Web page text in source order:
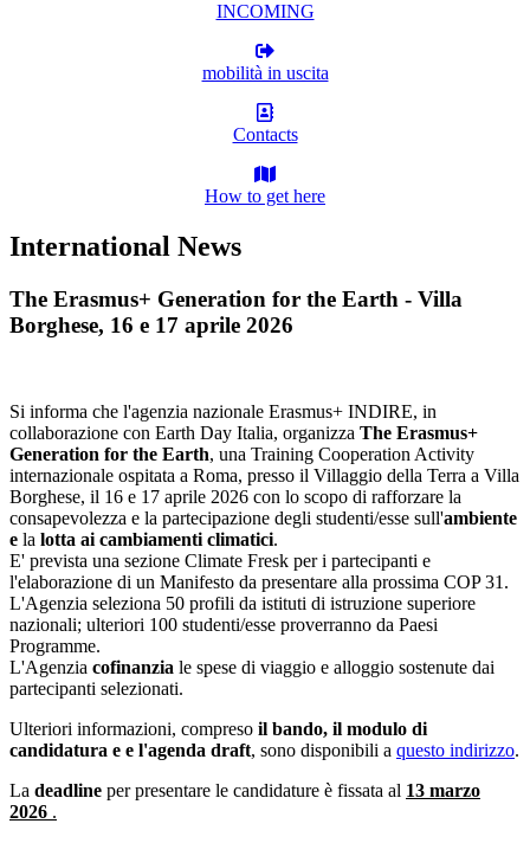
INCOMING
mobilità in uscita
Contacts
How to get here
International News
The Erasmus+ Generation for the Earth - Villa
Borghese, 16 e 17 aprile 2026
Si informa che l'agenzia nazionale Erasmus+ INDIRE, in
collaborazione con Earth Day Italia, organizza The Erasmus+
Generation for the Earth, una Training Cooperation Activity
internazionale ospitata a Roma, presso il Villaggio della Terra a Villa
Borghese, il 16 e 17 aprile 2026 con lo scopo di rafforzare la
consapevolezza e la partecipazione degli studenti/esse sull'ambiente
e la lotta ai cambiamenti climatici.
E' prevista una sezione Climate Fresk per i partecipanti e
l'elaborazione di un Manifesto da presentare alla prossima COP 31.
L'Agenzia seleziona 50 profili da istituti di istruzione superiore
nazionali; ulteriori 100 studenti/esse proverranno da Paesi
Programme.
L'Agenzia cofinanzia le spese di viaggio e alloggio sostenute dai
partecipanti selezionati.
Ulteriori informazioni, compreso il bando, il modulo di
candidatura e e l'agenda draft, sono disponibili a questo indirizzo.
La deadline per presentare le candidature è fissata al 13 marzo
2026 .